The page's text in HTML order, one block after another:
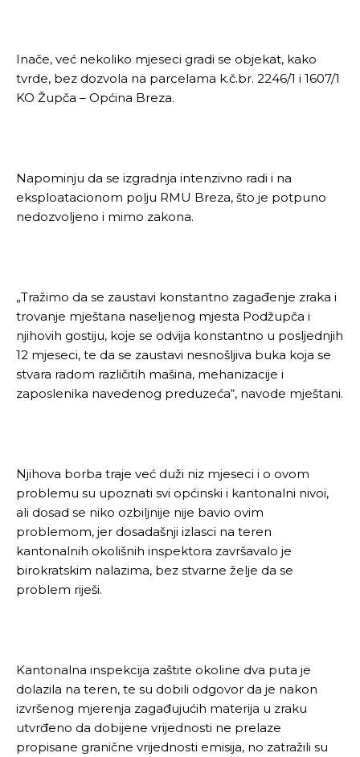
Inače, već nekoliko mjeseci gradi se objekat, kako
tvrde, bez dozvola na parcelama k.č.br. 2246/1 i 1607/1
KO Župča – Općina Breza.
Napominju da se izgradnja intenzivno radi i na
eksploatacionom polju RMU Breza, što je potpuno
nedozvoljeno i mimo zakona.
„Tražimo da se zaustavi konstantno zagađenje zraka i
trovanje mještana naseljenog mjesta Podžupča i
njihovih gostiju, koje se odvija konstantno u posljednjih
12 mjeseci, te da se zaustavi nesnošljiva buka koja se
stvara radom različitih mašina, mehanizacije i
zaposlenika navedenog preduzeća“, navode mještani.
Njihova borba traje već duži niz mjeseci i o ovom
problemu su upoznati svi općinski i kantonalni nivoi,
ali dosad se niko ozbiljnije nije bavio ovim
problemom, jer dosadašnji izlasci na teren
kantonalnih okolišnih inspektora završavalo je
birokratskim nalazima, bez stvarne želje da se
problem riješi.
Kantonalna inspekcija zaštite okoline dva puta je
dolazila na teren, te su dobili odgovor da je nakon
izvršenog mjerenja zagađujućih materija u zraku
utvrđeno da dobijene vrijednosti ne prelaze
propisane granične vrijednosti emisija, no zatražili su